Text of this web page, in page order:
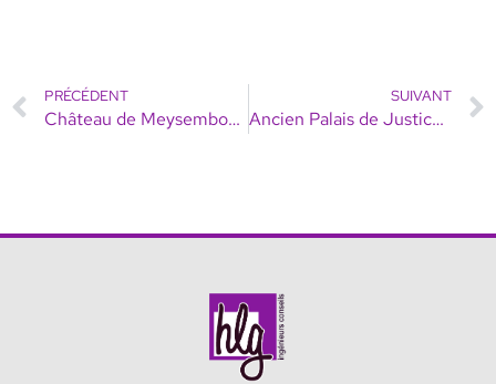
PRÉCÉDENT
Château de Meysembourg – Monument National
SUIVANT
Ancien Palais de Justice – Vieille Ville